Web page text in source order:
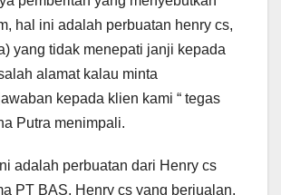
hal ini adalah perbuatan henry cs,
yang tidak menepati janji kepada
alamat kalau minta
kepada klien kami “ tegas
Putra menimpali.
adalah perbuatan dari Henry cs
PT BAS, Henry cs yang berjualan,